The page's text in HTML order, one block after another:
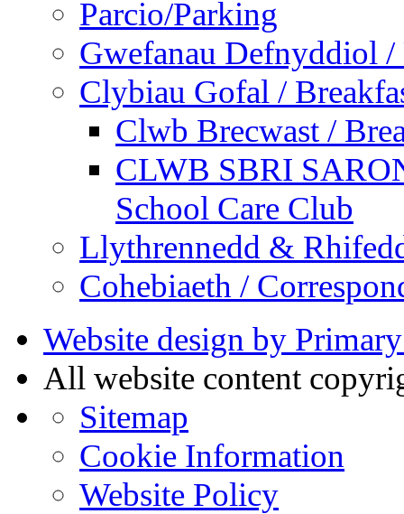
Parcio/Parking
Gwefanau Defnyddiol /
Clybiau Gofal /
Clwb Brecwast /
CLWB SBRI
School Care Club
Llythrennedd &
Cohebiaeth /
Website design by
All website content
Sitemap
Cookie Information
Website Policy